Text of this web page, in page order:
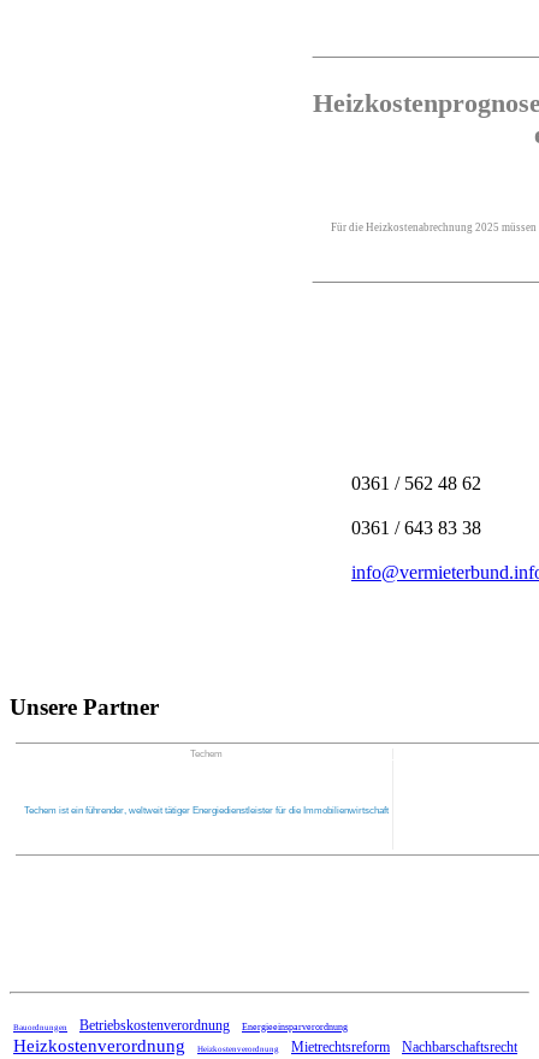
Für die Heizkostenabrechnung 2025
0361 / 562 48 62
0361 / 643 83 38
Unsere Partner
Techem
Techem ist ein führender, weltweit tätiger Energiedienstleister für die Immobilienwirtschaft
Bauordnungen Betriebskostenverordnung Energieeinsparverordnung
Heizkostenverordnung Heizkostenverordnung Mietrechtsreform Nachbarschaftsrecht